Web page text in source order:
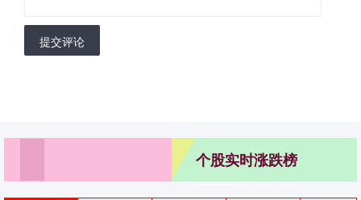
提交评论
个股实时涨跌榜